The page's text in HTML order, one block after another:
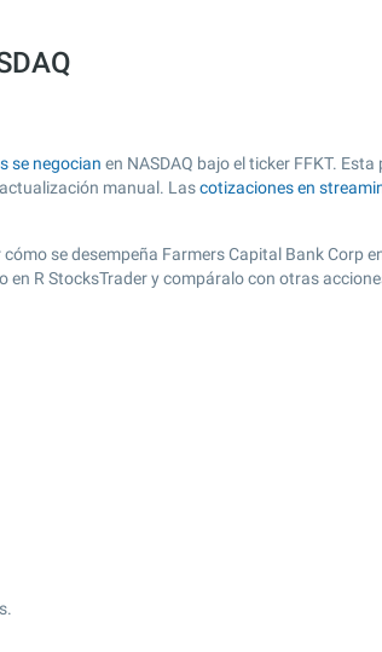
se negocian en NASDAQ bajo el ticker FFKT.
manual. Lascotizaciones en
se desempeña Farmers Capital Bank Corp
en R StocksTrader y compáralo con otras